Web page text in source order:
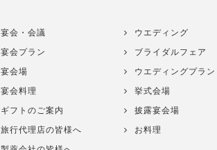
宴会・会議
宴会プラン
宴会場
宴会料理
ギフトのご案内
旅行代理店の皆様へ
ウエディング
ブライダルフェア
ウエディングプラン
挙式会場
披露宴会場
お料理